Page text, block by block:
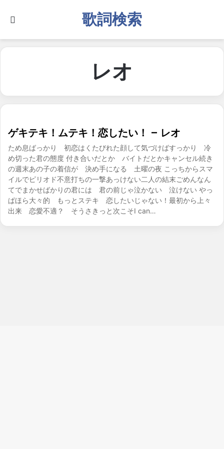
歌詞検索
レオ
ゲキテキ！ムテキ！恋したい！ – レオ
ため息ばっかり 初恋はくたびれた顔して気づけばすっかり 冷
め切った君の態度 付き合いだとか バイトだとかキャンセル続き
の週末あの子の着信が 決め手になる 土曜の夜 こっちからスマ
イルでピリオド不意打ちの一撃あっけない二人の結末ごめんなん
てでまかせばかりの君には 君の前じゃ泣かない 泣けない やっ
ぱほら大々的 もっとステキ 恋したいじゃない！最初から上々
出来 恋愛不適？ そうさきっと次こそI can…